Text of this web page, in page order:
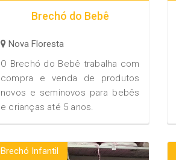
Brechó do Bebê
Nova Floresta
O Brechó do Bebê trabalha com
compra e venda de produtos
novos e seminovos para bebês
e crianças até 5 anos.
Brechó Infantil